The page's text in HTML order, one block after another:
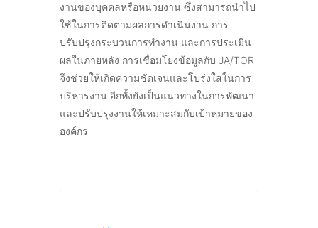
งานของบุคคลหรือหน่วยงาน ซึ่งสามารถนำไป
ใช้ในการติดตามผลการดำเนินงาน การ
ปรับปรุงกระบวนการทำงาน และการประเมิน
ผลในภายหลัง การเชื่อมโยงข้อมูลกับ JA/TOR
จึงช่วยให้เกิดความชัดเจนและโปร่งใสในการ
บริหารงาน อีกทั้งยังเป็นแนวทางในการพัฒนา
และปรับปรุงงานให้เหมาะสมกับเป้าหมายของ
องค์กร